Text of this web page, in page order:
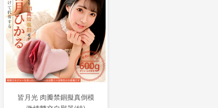
皆月光 肉瓣禁錮擬真倒模